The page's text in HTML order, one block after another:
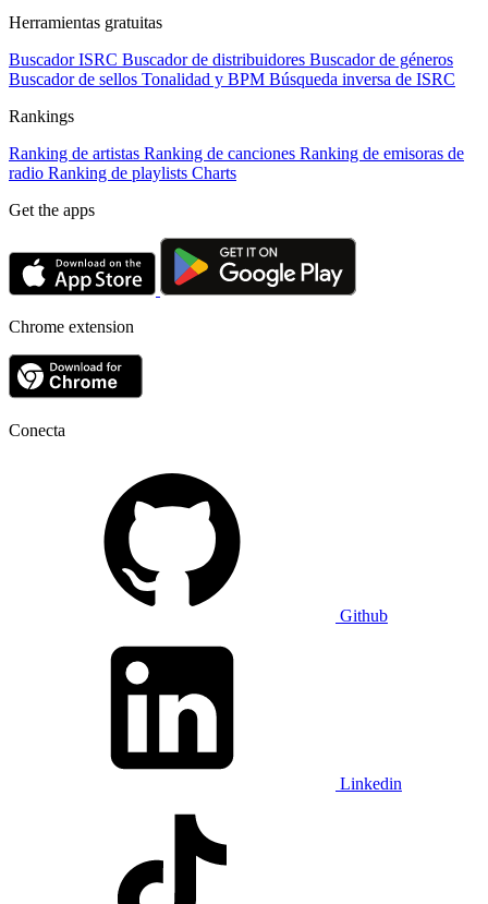
Herramientas gratuitas
Buscador ISRC Buscador de distribuidores Buscador de géneros
Buscador de sellos Tonalidad y BPM Búsqueda inversa de ISRC
Rankings
Ranking de artistas Ranking de canciones Ranking de emisoras de
radio Ranking de playlists Charts
Get the apps
Chrome extension
Conecta
Github
Linkedin